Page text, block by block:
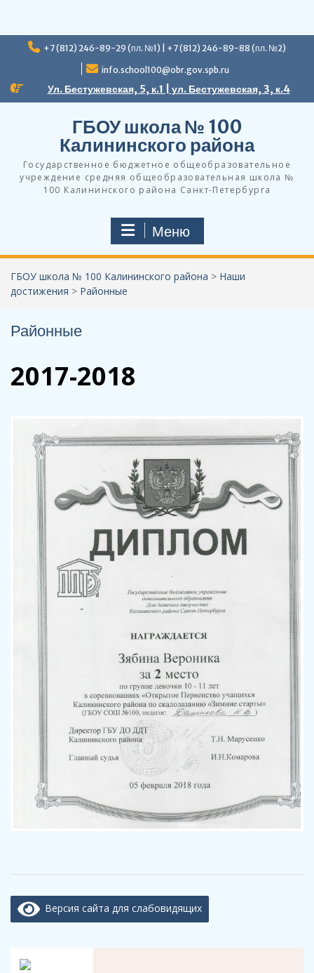
Перейти
+7 (812) 246-89-29 (пл. №1) | +7 (812) 246-89-88 (пл. №2)
info.school100@obr.gov.spb.ru
Ул. Бестужевская, 5, к.1 | ул. Бестужевская, 3, к.4
ГБОУ школа № 100
Калининского района
Государственное бюджетное общеобразовательное
учреждение средняя общеобразовательная школа №
100 Калининского района Санкт-Петербурга
Меню
ГБОУ школа № 100 Калининского района > Наши
достижения > Районные
Районные
2017-2018
Версия сайта для слабовидящих